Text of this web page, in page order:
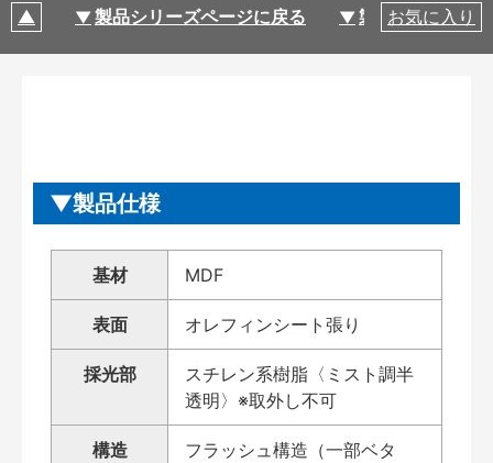
製品シリーズページに戻る 製品仕様
お気に入り
製品仕様
基材 MDF
表面 オレフィンシート張り
採光部
スチレン系樹脂〈ミスト調半
透明〉※取外し不可
構造
フラッシュ構造（一部ベタ